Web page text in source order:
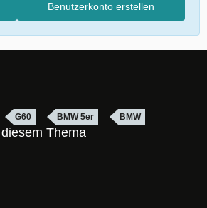
Benutzerkonto erstellen
G60 BMW 5er BMW
Thema